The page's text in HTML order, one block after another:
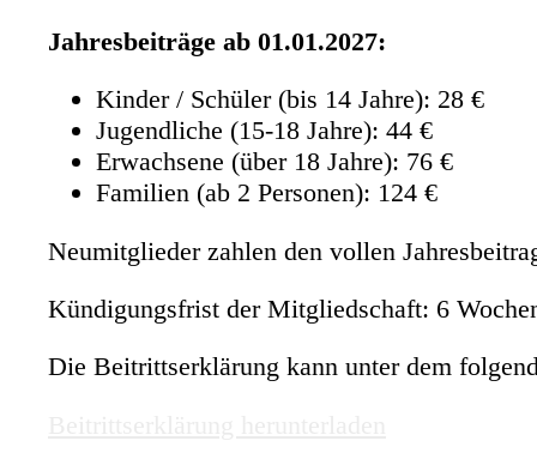
Jahresbeiträge ab 01.01.2027:
Kinder / Schüler (bis 14 Jahre): 28 €
Jugendliche (15-18 Jahre): 44 €
Erwachsene (über 18 Jahre): 76 €
Familien (ab 2 Personen): 124 €
Neumitglieder zahlen den vollen
Kündigungsfrist der Mitgliedschaft: 6
Die Beitrittserklärung kann unter dem